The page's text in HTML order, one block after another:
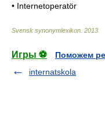
• Internetoperatör
Svensk synonymlexikon 2013
Игры ⚽
Поможем
internatskola